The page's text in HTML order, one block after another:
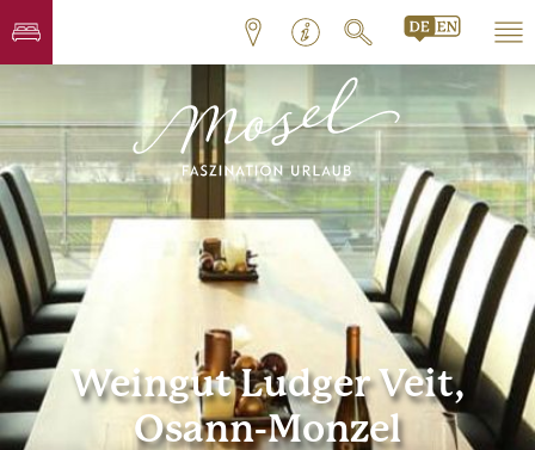
Weingut Ludger Veit,
Osann-Monzel